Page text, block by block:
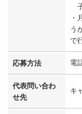
・
う
で
応募方法 電
代表問い合わ
せ先
キ